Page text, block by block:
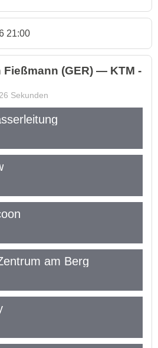
21:00
(GER) — KTM -
26 Sekunden
am Berg